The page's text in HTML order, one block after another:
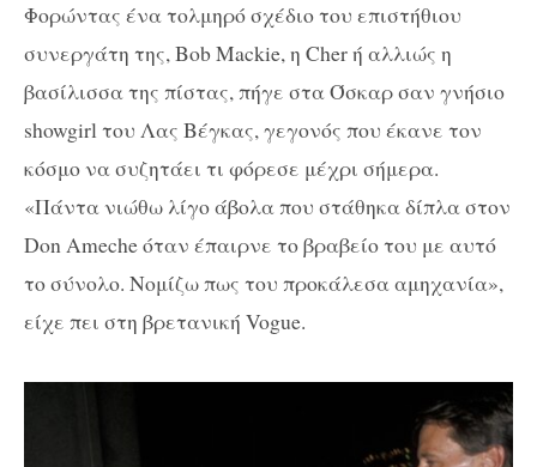
Φορώντας ένα τολμηρό σχέδιο του επιστήθιου
συνεργάτη της, Bob Mackie, η Cher ή αλλιώς η
βασίλισσα της πίστας, πήγε στα Όσκαρ σαν γνήσιο
showgirl του Λας Βέγκας, γεγονός που έκανε τον
κόσμο να συζητάει τι φόρεσε μέχρι σήμερα.
«Πάντα νιώθω λίγο άβολα που στάθηκα δίπλα στον
Don Ameche όταν έπαιρνε το βραβείο του με αυτό
το σύνολο. Νομίζω πως του προκάλεσα αμηχανία»,
είχε πει στη βρετανική Vogue.